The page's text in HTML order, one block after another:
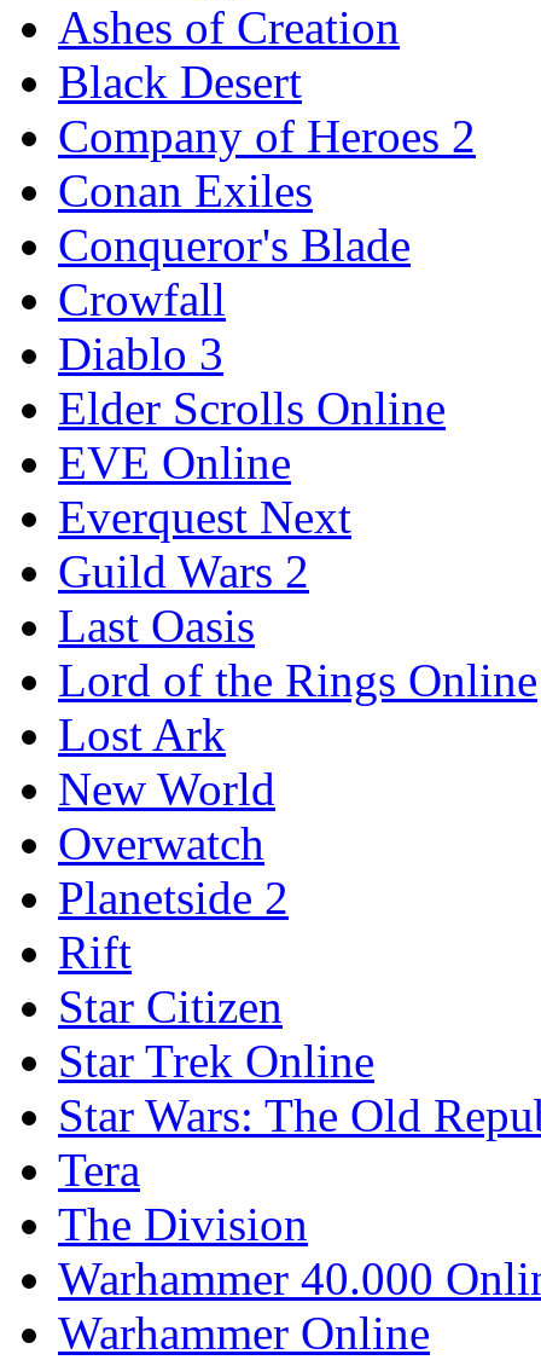
Ashes of Creation
Black Desert
Company of Heroes 2
Conan Exiles
Conqueror's Blade
Crowfall
Diablo 3
Elder Scrolls Online
EVE Online
Everquest Next
Guild Wars 2
Last Oasis
Lord of the Rings Online
Lost Ark
New World
Overwatch
Planetside 2
Rift
Star Citizen
Star Trek Online
Star Wars: The Old
Tera
The Division
Warhammer 40.000
Warhammer Online